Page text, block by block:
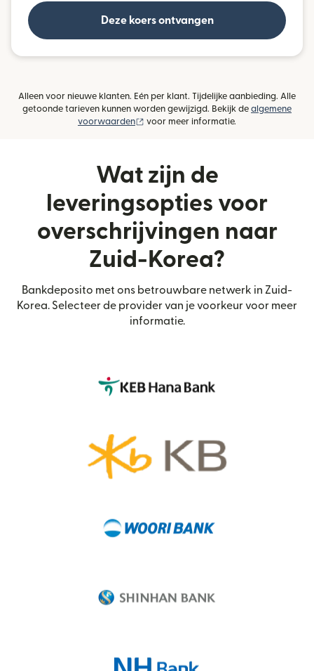
Deze koers ontvangen
Alleen voor nieuwe klanten. Eén per klant. Tijdelijke aanbieding. Alle
getoonde tarieven kunnen worden gewijzigd. Bekijk de algemene
voorwaarden
(wordt geopend in een nieuw venster)
voor meer informatie.
Wat zijn de
leveringsopties voor
overschrijvingen naar
Zuid-Korea?
Bankdeposito met ons betrouwbare netwerk in Zuid-
Korea. Selecteer de provider van je voorkeur voor meer
informatie.